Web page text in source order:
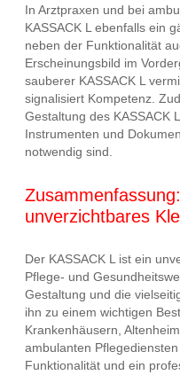
In Arztpraxen und bei
KASSACK L ebenfalls ein
neben der Funktionalität
Erscheinungsbild im
sauberer KASSACK L
signalisiert Kompetenz.
Gestaltung des KASSACK
Instrumenten und
notwendig sind.
unverzichtbares
Der KASSACK L ist ein
Pflege- und
Gestaltung und die
ihn zu einem wichtigen
Krankenhäusern,
ambulanten
Funktionalität und ein